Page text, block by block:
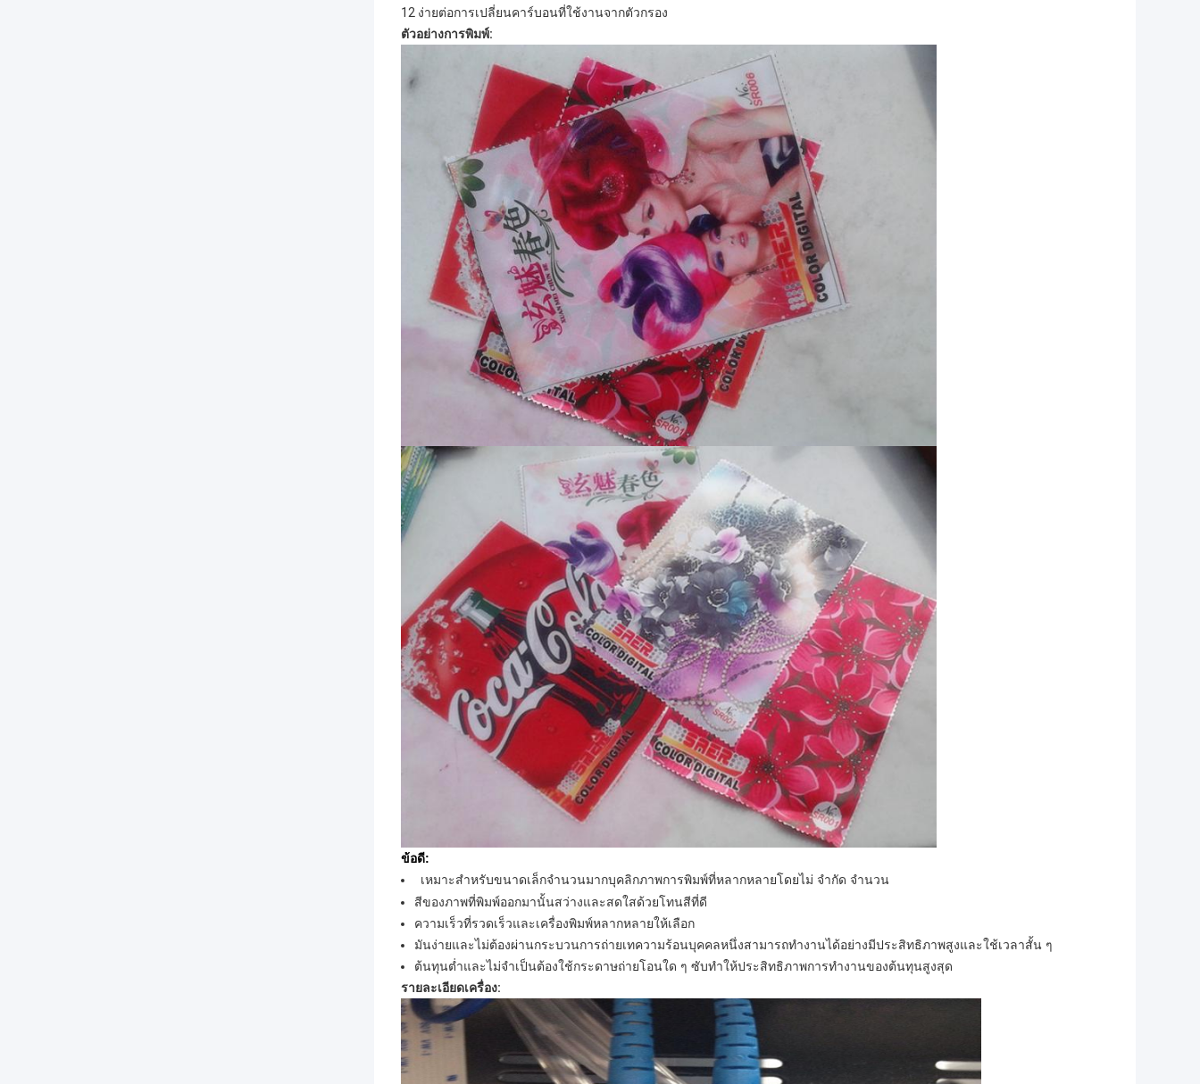
12 ง่ายต่อการเปลี่ยนคาร์บอนที่ใช้งานจากตัวกรอง
ตัวอย่างการพิมพ์:
ข้อดี:
เหมาะสำหรับขนาดเล็กจำนวนมากบุคลิกภาพการพิมพ์ที่หลากหลายโดยไม่ จำกัด จำนวน
สีของภาพที่พิมพ์ออกมานั้นสว่างและสดใสด้วยโทนสีที่ดี
ความเร็วที่รวดเร็วและเครื่องพิมพ์หลากหลายให้เลือก
มันง่ายและไม่ต้องผ่านกระบวนการถ่ายเทความร้อนบุคคลหนึ่งสามารถทำงานได้อย่างมีประสิทธิภาพสูงและใช้เวลาสั้น ๆ
ต้นทุนต่ำและไม่จำเป็นต้องใช้กระดาษถ่ายโอนใด ๆ ซับทำให้ประสิทธิภาพการทำงานของต้นทุนสูงสุด
รายละเอียดเครื่อง: